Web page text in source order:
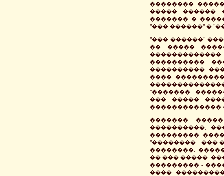
��������
����� ������
������� �
"��� ������" �
"��� ������"
�� �����
����������
����������
����
"�������
��� �����
�������������
�������
����������,
���������
"�������� - ���
��������.
�� ��� �����.
��������� -
����